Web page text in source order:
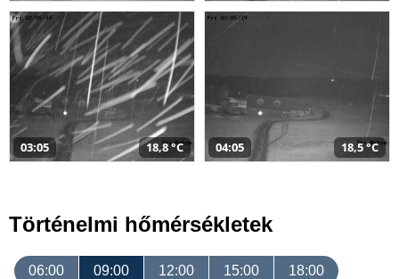
03:05 18,8 °C 04:05 18,5 °C
Történelmi hőmérsékletek
06:00 09:00 12:00 15:00 18:00